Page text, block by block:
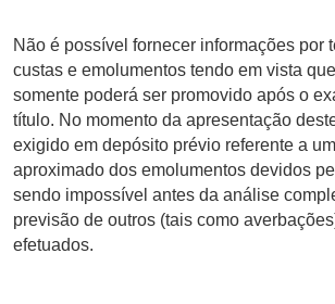
Não é possível fornecer informações por
custas e emolumentos tendo em vista
somente poderá ser promovido após o
título. No momento da apresentação
exigido em depósito prévio referente a
aproximado dos emolumentos devidos
sendo impossível antes da análise
previsão de outros (tais como
efetuados.